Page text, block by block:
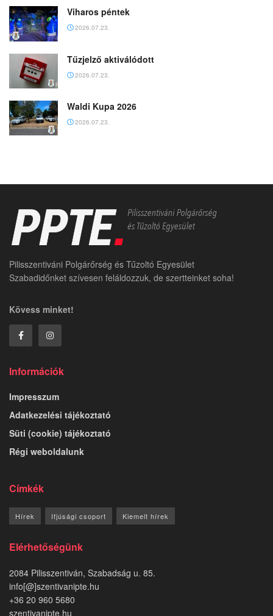
Viharos péntek
2026.07.23.
Tűzjelző aktiválódott
2026.07.23.
Waldi Kupa 2026
2026.07.23.
Pilisszentiváni Polgárőrség és Tűzoltó Egyesület
Szabadidőnket szívesen feláldozzuk, de szertteinket soha!
Kövess minket!
Információk
Impresszum
Adatkezelési tájékoztató
Süti (cookie) tájékoztató
Régi weboldalunk
Címkék
Hírek Ifjúsági csoport Kiemelt hírek
Elérhetőségünk
2084 Pilisszentiván, Szabadság u. 85.
info[@]szentivanipte.hu
+36 20 960 5680
szentivanipte.hu